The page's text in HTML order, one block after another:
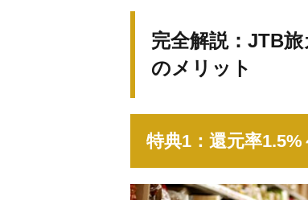
完全解説：JTB
のメリット
特典1：還元率